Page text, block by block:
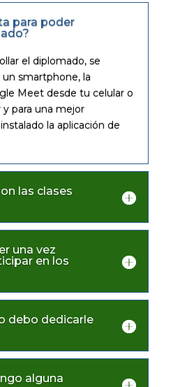
para poder
el diplomado, se
smartphone, la
Meet desde tu celular o
para una mejor
la aplicación de
las clases
una vez
en los
debo dedicarle
alguna